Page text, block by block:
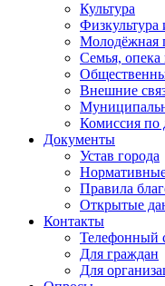
Культура
Физкультура
Молодёжная
Семья, опека
Внешние
Комиссия по
Документы
Устав города
Правила
Открытые
Контакты
Телефонный
Для граждан
Для